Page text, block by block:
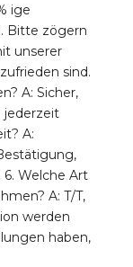
ige
Bitte zögern
unserer
sind.
A: Sicher,
jederzeit
A:
Welche Art
A: T/T,
werden
haben,